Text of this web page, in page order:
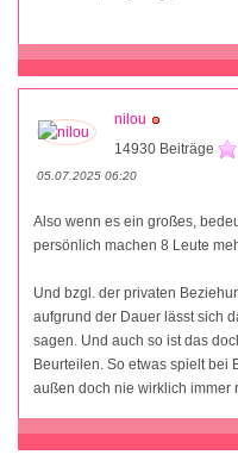
nilou
14930 Beiträge
05.07.2025 06:20
Also wenn es ein großes,
persönlich machen 8 Leute
Und bzgl. der privaten
aufgrund der Dauer lässt sich
sagen. Und auch so ist das
Beurteilen. So etwas spielt bei
außen doch nie wirklich immer